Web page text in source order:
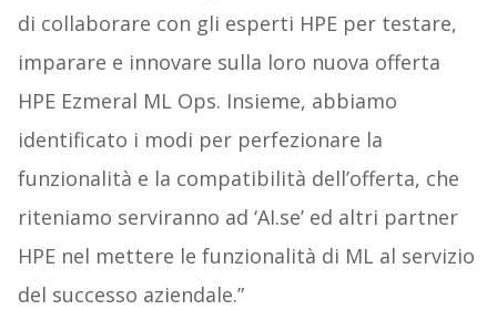
di collaborare con gli esperti HPE per testare,
imparare e innovare sulla loro nuova offerta
HPE Ezmeral ML Ops. Insieme, abbiamo
identificato i modi per perfezionare la
funzionalità e la compatibilità dell’offerta, che
riteniamo serviranno ad ‘AI.se’ ed altri partner
HPE nel mettere le funzionalità di ML al servizio
del successo aziendale.”